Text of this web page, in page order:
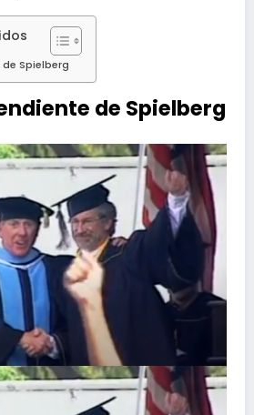
Spielberg
de Spielberg